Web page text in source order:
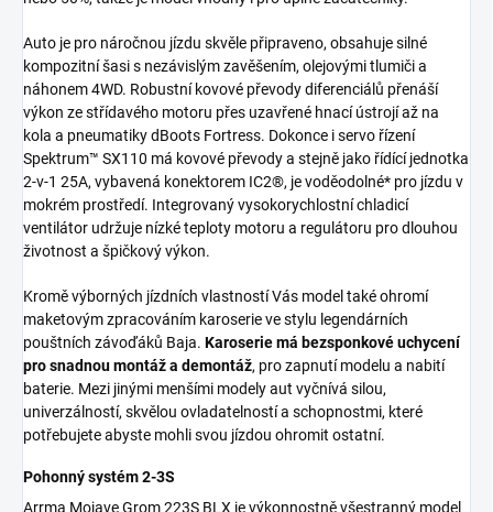
Auto je pro náročnou jízdu skvěle připraveno, obsahuje silné
kompozitní šasi s nezávislým zavěšením, olejovými tlumiči a
náhonem 4WD. Robustní kovové převody diferenciálů přenáší
výkon ze střídavého motoru přes uzavřené hnací ústrojí až na
kola a pneumatiky dBoots Fortress. Dokonce i servo řízení
Spektrum™ SX110 má kovové převody a stejně jako řídící jednotka
2-v-1 25A, vybavená konektorem IC2®, je voděodolné* pro jízdu v
mokrém prostředí. Integrovaný vysokorychlostní chladicí
ventilátor udržuje nízké teploty motoru a regulátoru pro dlouhou
životnost a špičkový výkon.
Kromě výborných jízdních vlastností Vás model také ohromí
maketovým zpracováním karoserie ve stylu legendárních
pouštních závoďáků Baja. Karoserie má bezsponkové uchycení
pro snadnou montáž a demontáž, pro zapnutí modelu a nabití
baterie. Mezi jinými menšími modely aut vyčnívá silou,
univerzálností, skvělou ovladatelností a schopnostmi, které
potřebujete abyste mohli svou jízdou ohromit ostatní.
Pohonný systém 2-3S
Arrma Mojave Grom 223S BLX je výkonnostně všestranný model